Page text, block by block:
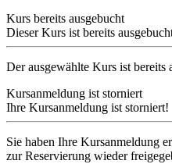
Kurs bereits ausgebucht
Dieser Kurs ist bereits
Der ausgewählte Kurs ist bereits
Kursanmeldung ist storniert
Ihre Kursanmeldung ist storniert!
Sie haben Ihre Kursanmeldung
zur Reservierung wieder